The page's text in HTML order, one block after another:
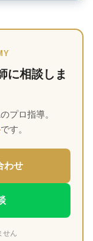
に相談しま
プロ指導。
です。
わせ
せん